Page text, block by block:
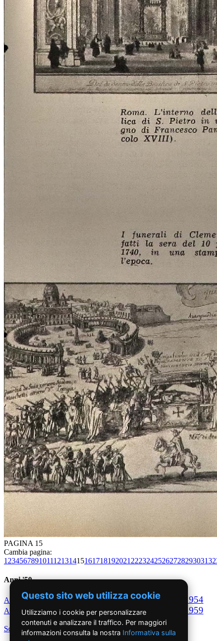
PAGINA 15
Cambia pagina:
1 23456789101112131415161718192021 2223242526272829303132
Anni '50
Anno1950Anno1951 Anno1952 Anno1953 1954
Anno 1955Anno1956 Anno1957Anno1958 1959
Scegli per decennio
Questo sito web utilizza cookie
Utilizziamo i cookie per personalizzare
contenuti e analizzare il traffico. Per maggiori
informazioni consulta la nostra Informativa sulla